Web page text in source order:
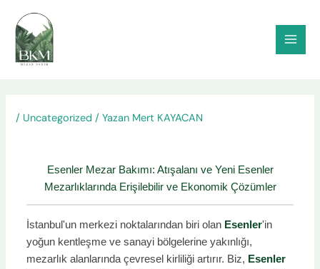
atla
/ Uncategorized / Yazan Mert KAYACAN
Esenler Mezar Bakımı: Atışalanı ve Yeni Esenler
Mezarlıklarında Erişilebilir ve Ekonomik Çözümler
İstanbul'un merkezi noktalarından biri olan Esenler'in
yoğun kentleşme ve sanayi bölgelerine yakınlığı,
mezarlık alanlarında çevresel kirliliği artırır. Biz, Esenler